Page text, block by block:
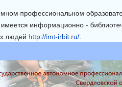
профессиональном
информационно -
людей http://imt-irbit.ru/